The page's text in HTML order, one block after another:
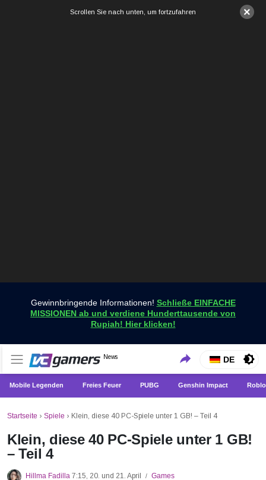
×
Scrollen Sie nach unten, um fortzufahren
Gewinnbringende Informationen! Schließe EINFACHE
MISSIONEN ab und verdiene Hunderttausende von
Rupiah! Hier klicken!
VCGamers-Neuigkeiten
News
Holen Sie sich die neuesten Spielnachrichten nur bei
VCGamers
DE
Mobile Legenden Freies Feuer PUBG Genshin Impact
Startseite › Spiele › Klein, diese 40 PC-Spiele unter 1 GB! – Teil 4
Klein, diese 40 PC-Spiele unter 1 GB!
– Teil 4
Hillma Fadilla 7:15, 20. und 21. April / Games